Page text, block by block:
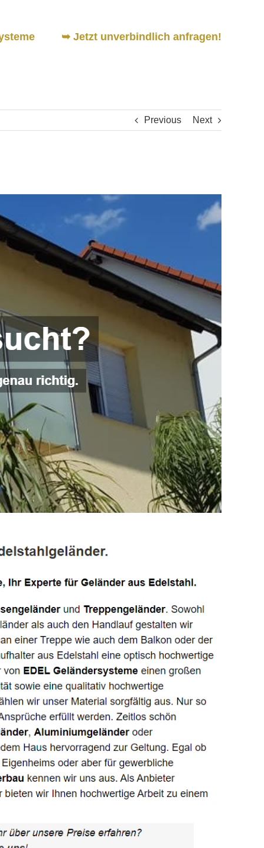
➥ Jetzt unverbindlich anfragen!
Previous Next